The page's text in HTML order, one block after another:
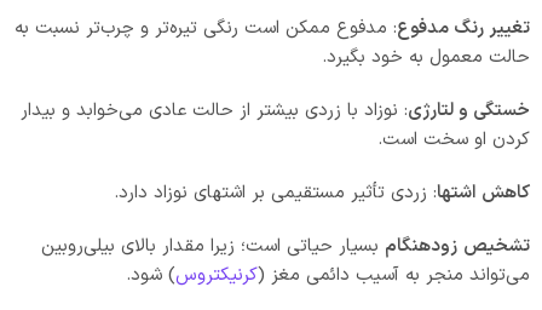
تغییر رنگ مدفوع: مدفوع ممکن است رنگی تیره‌تر و چرب‌تر نسبت به
حالت معمول به خود بگیرد.
خستگی و لتارژی: نوزاد با زردی بیشتر از حالت عادی می‌خوابد و بیدار
کردن او سخت است.
کاهش اشتها: زردی تأثیر مستقیمی بر اشتهای نوزاد دارد.
تشخیص زودهنگام بسیار حیاتی است؛ زیرا مقدار بالای بیلی‌روبین
می‌تواند منجر به آسیب دائمی مغز (کرنیکتروس) شود.